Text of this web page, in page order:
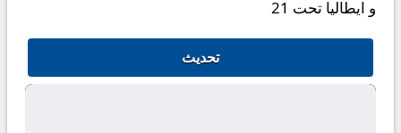
و ايطاليا تحت 21
تحديث